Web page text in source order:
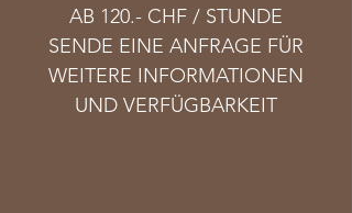
AB 120.- CHF​ / STUNDE
SENDE EINE ANFRAGE FÜR
WEITERE INFORMATIONEN
UND VERFÜGBARKEIT